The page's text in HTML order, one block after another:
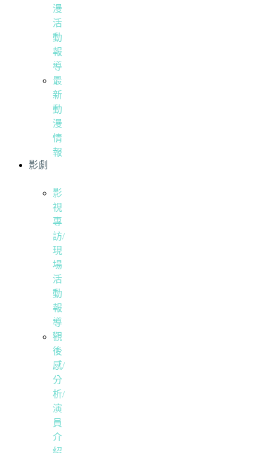
漫
活
動
報
導
最
新
動
漫
情
報
影劇
影
視
專
訪/
現
場
活
動
報
導
觀
後
感/
分
析/
演
員
介